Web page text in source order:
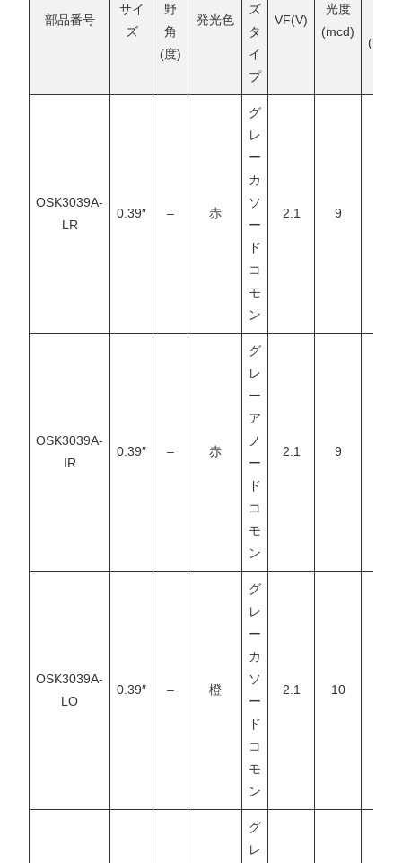
部品番号
サイ
ズ
野
角
(度)
発光色
ズ
タ
イ
プ
VF(V)
光度
(mcd)
(lm)
OSK3039A-
LR
0.39″ – 赤
グ
レ
ー
カ
ソ
ー
ド
コ
モ
ン
2.1 9
OSK3039A-
IR
0.39″ – 赤
グ
レ
ー
ア
ノ
ー
ド
コ
モ
ン
2.1 9
OSK3039A-
LO
0.39″ – 橙
グ
レ
ー
カ
ソ
ー
ド
コ
モ
ン
2.1 10
グ
レ